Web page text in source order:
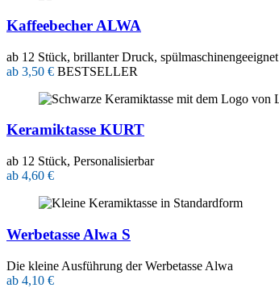
Kaffeebecher ALWA
ab 12 Stück, brillanter Druck, spülmaschinengeeignet
ab 3,50 € BESTSELLER
Keramiktasse KURT
ab 12 Stück, Personalisierbar
ab 4,60 €
Werbetasse Alwa S
Die kleine Ausführung der Werbetasse Alwa
ab 4,10 €